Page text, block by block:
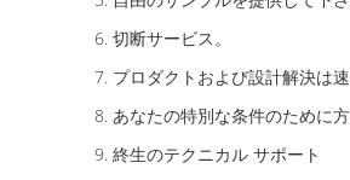
6. 切断サービス。
7. プロダクトおよび設計解決は
8. あなたの特別な条件のために
9. 終生のテクニカル サポート